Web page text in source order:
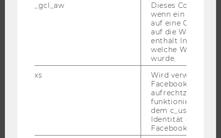
FORSCHUNGSPORTAL
FORSCHUNGSINFRASTRUKTUR
_gcl_aw
Dieses Cookie
wenn ein User
auf eine Google
auf die Website
enthält
welche
wurde.
xs
Wird verwendet,
Facebook-Sitzung
funktioniert in
dem c_user-
Identität des
Facebook zu